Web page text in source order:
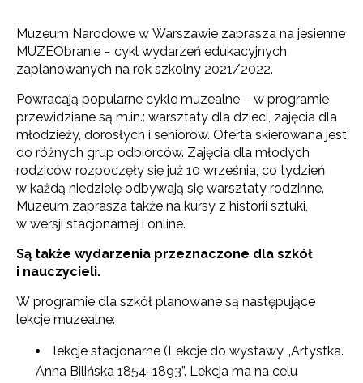
Muzeum Narodowe w Warszawie zaprasza na jesienne
MUZEObranie − cykl wydarzeń edukacyjnych
zaplanowanych na rok szkolny 2021/2022.
Powracają popularne cykle muzealne − w programie
przewidziane są m.in.: warsztaty dla dzieci, zajęcia dla
młodzieży, dorosłych i seniorów. Oferta skierowana jest
do różnych grup odbiorców. Zajęcia dla młodych
rodziców rozpoczęły się już 10 września, co tydzień
w każdą niedzielę odbywają się warsztaty rodzinne.
Muzeum zaprasza także na kursy z historii sztuki,
w wersji stacjonarnej i online.
Są także wydarzenia przeznaczone dla szkół
i nauczycieli.
W programie dla szkół planowane są następujące
lekcje muzealne:
lekcje stacjonarne (Lekcje do wystawy „Artystka.
Anna Bilińska 1854-1893”. Lekcja ma na celu